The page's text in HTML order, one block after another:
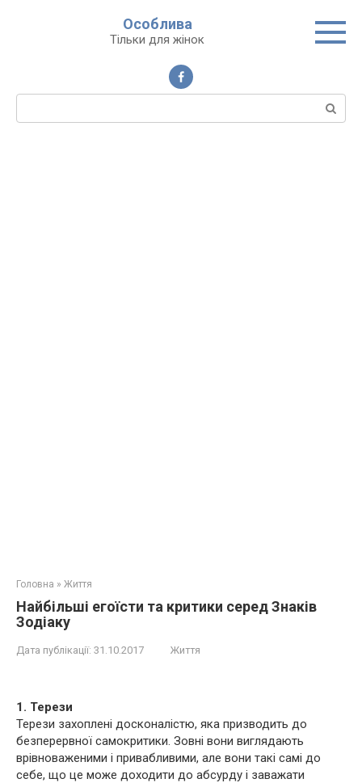
Особлива
Тільки для жінок
Пошук:
Головна » Життя
Найбільші егоїсти та критики серед Знаків
Зодіаку
Дата публікації: 31.10.2017 Життя
1. Терези
Терези захоплені досконалістю, яка призводить до
безперервної самокритики. Зовні вони виглядають
врівноваженими і привабливими, але вони такі самі до
себе, що це може доходити до абсурду і заважати